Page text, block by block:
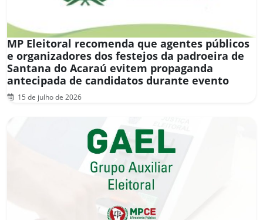
MP Eleitoral recomenda que agentes públicos
e organizadores dos festejos da padroeira de
Santana do Acaraú evitem propaganda
antecipada de candidatos durante evento
15 de julho de 2026